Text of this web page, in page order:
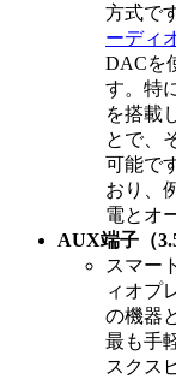
方式で
ーディ
DACを
す。特
を搭載
とで、
可能で
おり、
電とオ
AUX端子（
スマー
ィオプ
の機器
最も手
スクス